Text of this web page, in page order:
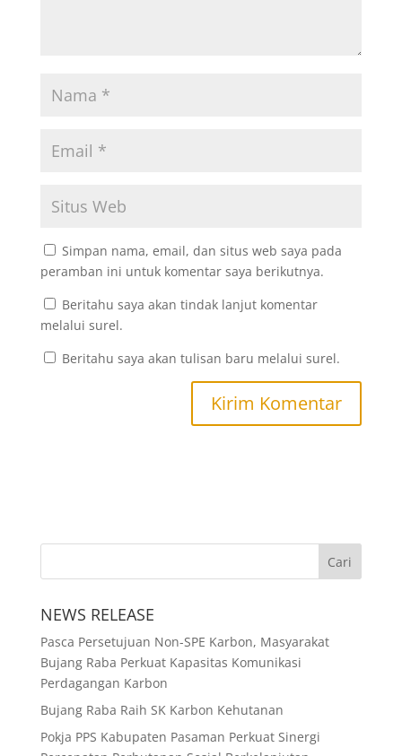
Simpan nama, email, dan situs web saya pada
peramban ini untuk komentar saya berikutnya.
Beritahu saya akan tindak lanjut komentar
melalui surel.
Beritahu saya akan tulisan baru melalui surel.
NEWS RELEASE
Pasca Persetujuan Non-SPE Karbon, Masyarakat
Bujang Raba Perkuat Kapasitas Komunikasi
Perdagangan Karbon
Bujang Raba Raih SK Karbon Kehutanan
Pokja PPS Kabupaten Pasaman Perkuat Sinergi